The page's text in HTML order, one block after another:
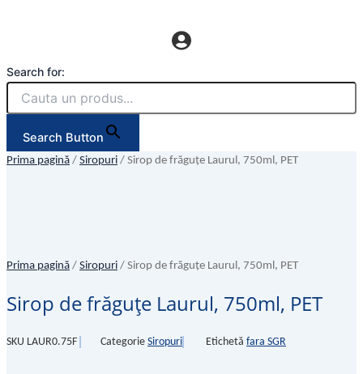
Search for:
Search Button
Prima pagină / Siropuri / Sirop de frăguțe Laurul, 750ml, PET
Prima pagină / Siropuri / Sirop de frăguțe Laurul, 750ml, PET
Sirop de frăguțe Laurul, 750ml, PET
SKU LAUR0.75F Categorie Siropuri Etichetă fara SGR